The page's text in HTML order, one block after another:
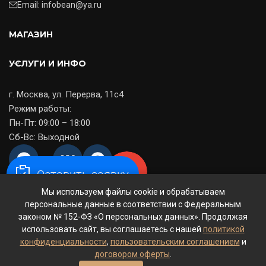
Email: infobean@ya.ru
МАГАЗИН
УСЛУГИ И ИНФО
г. Москва, ул. Перерва, 11с4
Режим работы:
Пн-Пт: 09:00 – 18:00
Сб-Вс: Выходной
© 2014-2026CoffeeFit— ООО «МСКкофе». Все права
защищены.
ООО «МСКкофе»— ИНН 7723793643 / КПП 772301001 — ОГРН
1117746240391
Политика конфиденциальности
Пользовательское соглашение
Мы используем файлы cookie и обрабатываем
персональные данные в соответствии с Федеральным
законом № 152-ФЗ «О персональных данных». Продолжая
использовать сайт, вы соглашаетесь с нашей политикой
конфиденциальности, пользовательским соглашением и
договором оферты
Оставить заявку